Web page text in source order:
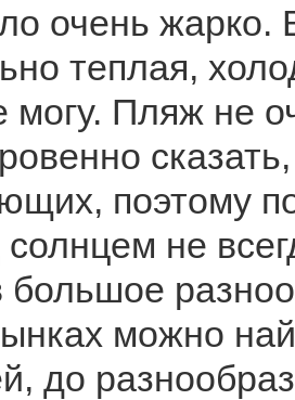
очень жарко.
теплая,
могу. Пляж не
поэтому
не
большое
можно
до